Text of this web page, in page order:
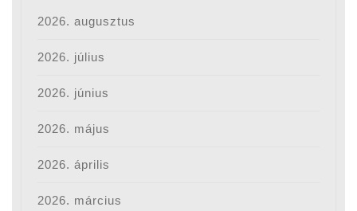
2026. augusztus
2026. július
2026. június
2026. május
2026. április
2026. március